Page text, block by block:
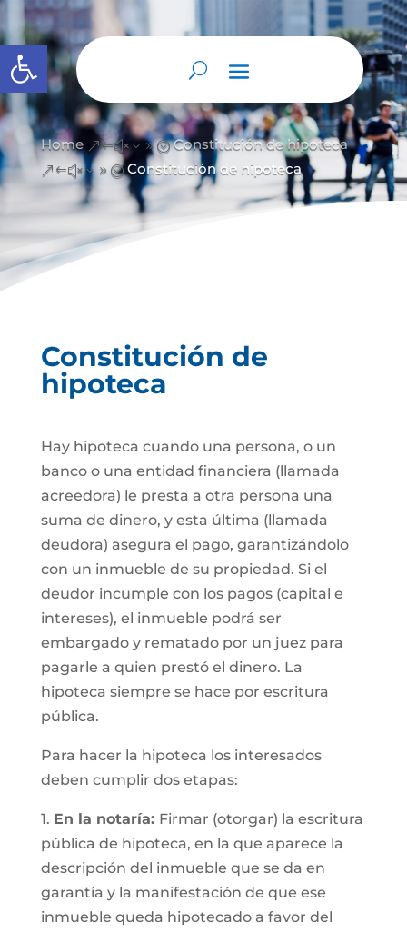
Abrir barra de herramientas
Home &#x39; Constitución de hipoteca
&#x39; Constitución de hipoteca
Constitución de
hipoteca
Hay hipoteca cuando una persona, o un
banco o una entidad financiera (llamada
acreedora) le presta a otra persona una
suma de dinero, y esta última (llamada
deudora) asegura el pago, garantizándolo
con un inmueble de su propiedad. Si el
deudor incumple con los pagos (capital e
intereses), el inmueble podrá ser
embargado y rematado por un juez para
pagarle a quien prestó el dinero. La
hipoteca siempre se hace por escritura
pública.
Para hacer la hipoteca los interesados
deben cumplir dos etapas:
1. En la notaría: Firmar (otorgar) la escritura
pública de hipoteca, en la que aparece la
descripción del inmueble que se da en
garantía y la manifestación de que ese
inmueble queda hipotecado a favor del